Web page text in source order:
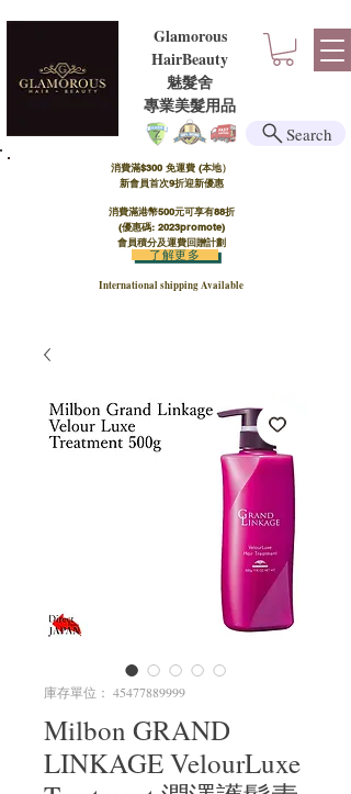
Glamorous
HairBeauty
魅髮舍
​​專業美髮用品
消費滿$300 免運費 (本地）​
新會員首次9折迎新優惠
消費滿港幣500元可享有88折
(優惠碼: 2023promote)
會員積分及運費回贈計劃
International shipping Available
了解更多
Search
庫存單位： 45477889999
Milbon GRAND
LINKAGE VelourLuxe